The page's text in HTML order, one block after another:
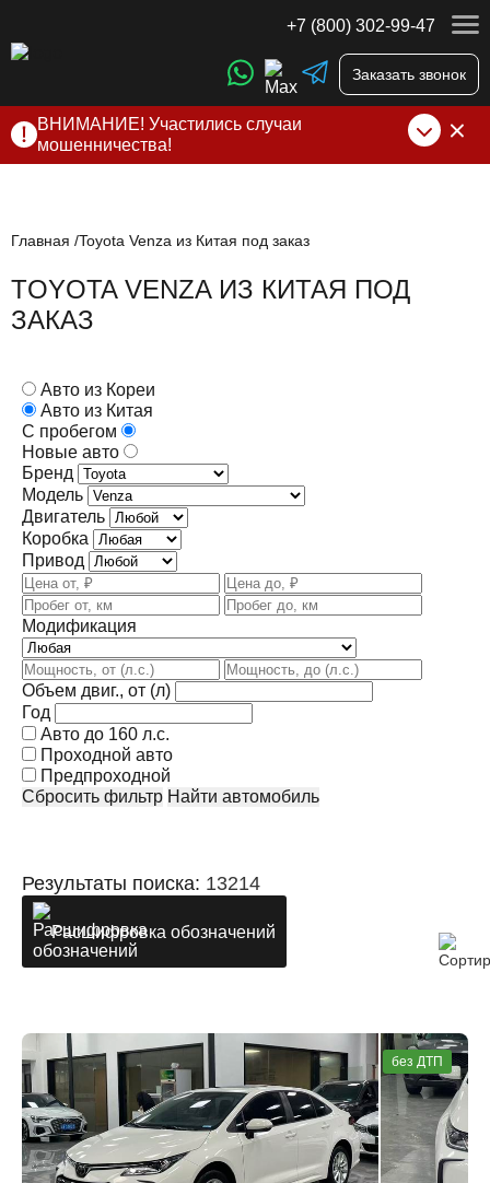
+7 (800) 302-99-47
Заказать звонок
ВНИМАНИЕ! Участились случаи
мошенничества!
нами по официальнымконтактам, указанным в соц сетях
Главная Toyota Venza из Китая под заказ
TOYOTA VENZA ИЗ КИТАЯ ПОД
ЗАКАЗ
Авто из Кореи
Авто из Китая
С пробегом
Новые авто
Бренд
Модель
Двигатель
Коробка
Привод
Модификация
Объем двиг., от (л)
Год
Авто до 160 л.с.
Проходной авто
Предпроходной
Сбросить фильтр
Найти автомобиль
Результаты поиска: 13214
Расшифровка обозначений
без ДТП